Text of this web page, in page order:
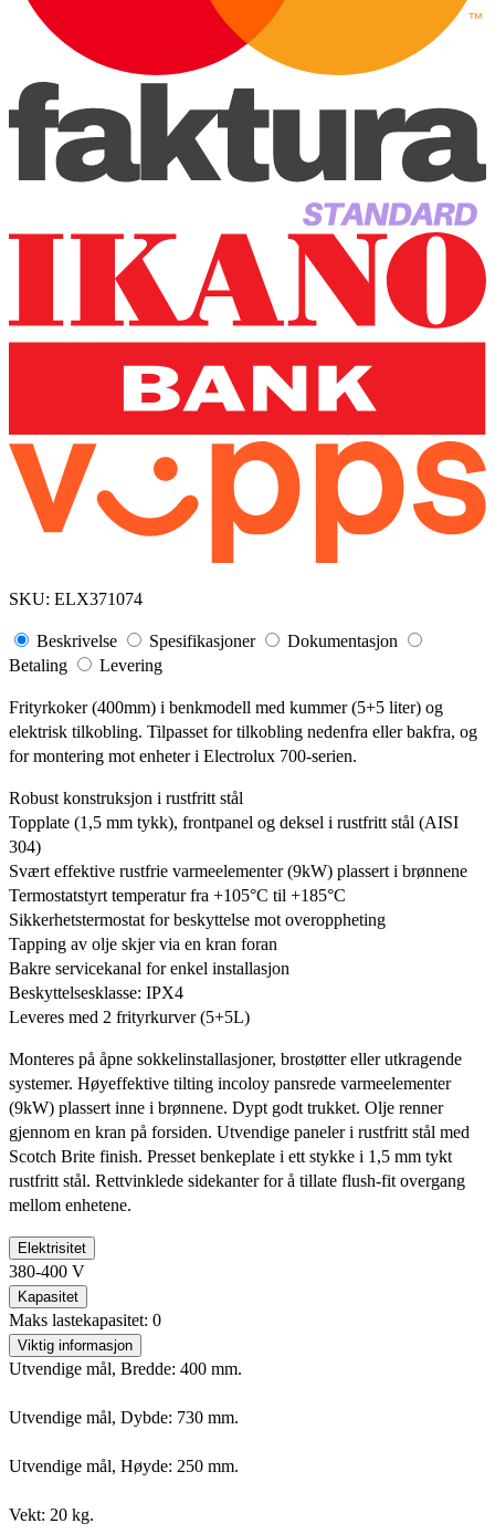
SKU: ELX371074
Beskrivelse Spesifikasjoner
Dokumentasjon
Betaling
Levering
Frityrkoker (400mm) i benkmodell med kummer (5+5 liter) og
elektrisk tilkobling. Tilpasset for tilkobling nedenfra eller bakfra, og
for montering mot enheter i Electrolux 700-serien.
Robust konstruksjon i rustfritt stål
Topplate (1,5 mm tykk), frontpanel og deksel i rustfritt stål (AISI
304)
Svært effektive rustfrie varmeelementer (9kW) plassert i brønnene
Termostatstyrt temperatur fra +105°C til +185°C
Sikkerhetstermostat for beskyttelse mot overoppheting
Tapping av olje skjer via en kran foran
Bakre servicekanal for enkel installasjon
Beskyttelsesklasse: IPX4
Leveres med 2 frityrkurver (5+5L)
Monteres på åpne sokkelinstallasjoner, brostøtter eller utkragende
systemer. Høyeffektive tilting incoloy pansrede varmeelementer
(9kW) plassert inne i brønnene. Dypt godt trukket. Olje renner
gjennom en kran på forsiden. Utvendige paneler i rustfritt stål med
Scotch Brite finish. Presset benkeplate i ett stykke i 1,5 mm tykt
rustfritt stål. Rettvinklede sidekanter for å tillate flush-fit overgang
mellom enhetene.
Elektrisitet
380-400 V
Kapasitet
Maks lastekapasitet: 0
Viktig informasjon
Utvendige mål, Bredde: 400 mm.
Utvendige mål, Dybde: 730 mm.
Utvendige mål, Høyde: 250 mm.
Vekt: 20 kg.